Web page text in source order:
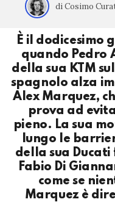
di Cosimo
È il dodicesimo
quando Pedro
della sua KTM
spagnolo alza
Alex Marquez,
prova ad
pieno. La sua
lungo le
della sua
Fabio Di
come se
Marquez è